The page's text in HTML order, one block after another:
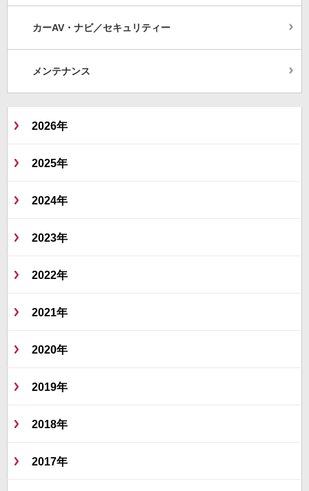
カーAV・ナビ／セキュリティー
メンテナンス
2026年
2025年
2024年
2023年
2022年
2021年
2020年
2019年
2018年
2017年